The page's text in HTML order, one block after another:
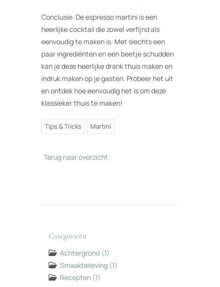
Conclusie: De espresso martini is een
heerlijke cocktail die zowel verfijnd als
eenvoudig te maken is. Met slechts een
paar ingrediënten en een beetje schudden
kan je deze heerlijke drank thuis maken en
indruk maken op je gasten. Probeer het uit
en ontdek hoe eenvoudig het is om deze
klassieker thuis te maken!
Tips & Tricks Martini
Terug naar overzicht
Categorieën
Achtergrond (1)
Smaakbeleving (1)
Recepten (1)